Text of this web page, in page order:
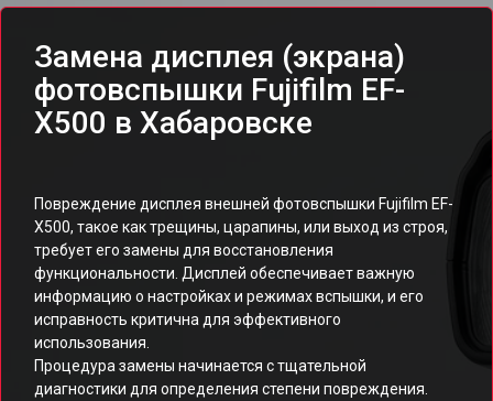
Замена дисплея (экрана)
фотовспышки Fujifilm EF-
X500 в Хабаровске
Повреждение дисплея внешней фотовспышки Fujifilm EF-
X500, такое как трещины, царапины, или выход из строя,
требует его замены для восстановления
функциональности. Дисплей обеспечивает важную
информацию о настройках и режимах вспышки, и его
исправность критична для эффективного
использования.
Процедура замены начинается с тщательной
диагностики для определения степени повреждения.